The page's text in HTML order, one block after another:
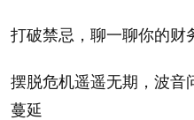
有稳健上涨。据总部设在
打破禁忌，聊一聊你的财
摆脱危机遥遥无期，波音
蔓延